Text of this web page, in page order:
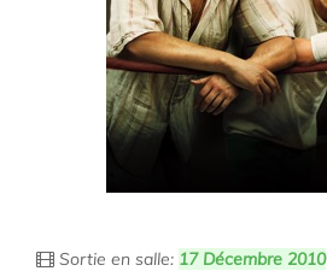
Sortie en salle: 17 Décembre 2010